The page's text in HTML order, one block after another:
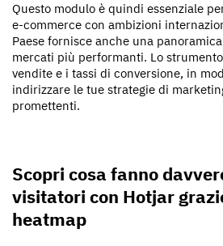
Questo modulo è quindi essenziale
e-commerce con ambizioni
Paese fornisce anche una
mercati più performanti. Lo
vendite e i tassi di conversione, in
indirizzare le tue strategie di
promettenti.
Scopri cosa fanno
visitatori con Hotjar
heatmap